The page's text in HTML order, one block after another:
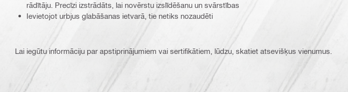
rādītāju. Precīzi izstrādāts, lai novērstu izslīdēšanu un svārstības
Ievietojot urbjus glabāšanas ietvarā, tie netiks nozaudēti
Lai iegūtu informāciju par apstiprinājumiem vai sertifikātiem, lūdzu, skatiet atsevišķus vienumus.